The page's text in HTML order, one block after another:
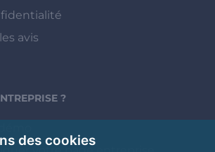
des cookies
avis
?